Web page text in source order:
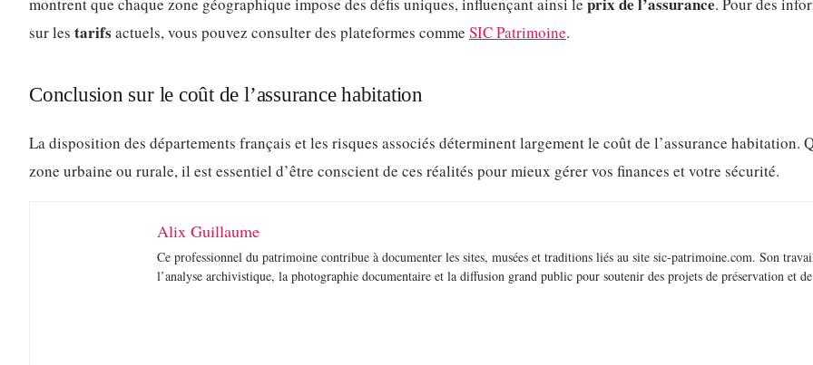
sur les tarifs actuels, vous pouvez consulter des plateformes comme SIC Patrimoine.
Conclusion sur le coût de l’assurance habitation
La disposition des départements français et les risques associés déterminent largement le coût de l’assurance habitation.
zone urbaine ou rurale, il est essentiel d’être conscient de ces réalités pour mieux gérer vos finances et votre sécurité.
Alix Guillaume
Ce professionnel du patrimoine contribue à documenter les sites, musées et traditions liés au site sic-patrimoine.com. Son
l’analyse archivistique, la photographie documentaire et la diffusion grand public pour soutenir des projets de préservation et